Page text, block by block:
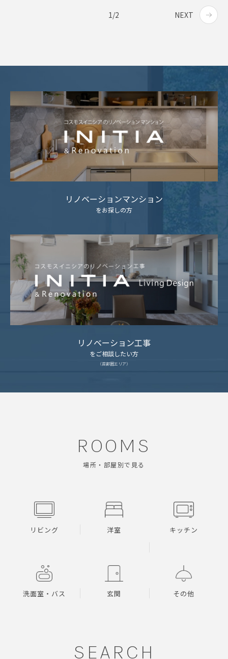
1/2 NEXT
リノベーションマンション
をお探しの方
リノベーション工事
をご相談したい方
（首都圏エリア）
ROOMS
場所・部屋別で見る
リビング 洋室 キッチン
洗面室・バス 玄関 その他
SEARCH